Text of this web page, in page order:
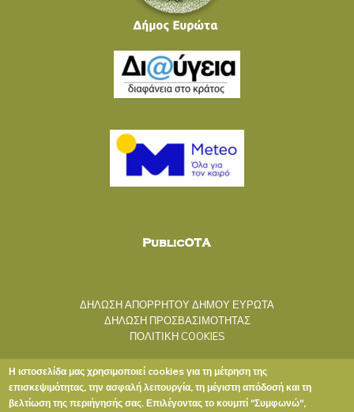
ΔΗΛΩΣΗ ΑΠΟΡΡΗΤΟΥ ΔΗΜΟΥ ΕΥΡΩΤΑ
ΔΗΛΩΣΗ ΠΡΟΣΒΑΣΙΜΟΤΗΤΑΣ
ΠΟΛΙΤΙΚΗ COOKIES
Η ιστοσελίδα μας χρησιμοποιεί cookies για τη μέτρηση της
επισκεψιμότητας, την ασφαλή λειτουργία, τη μέγιστη απόδοσή και τη
βελτίωση της περιήγησής σας. Επιλέγοντας το κουμπί "Συμφωνώ",